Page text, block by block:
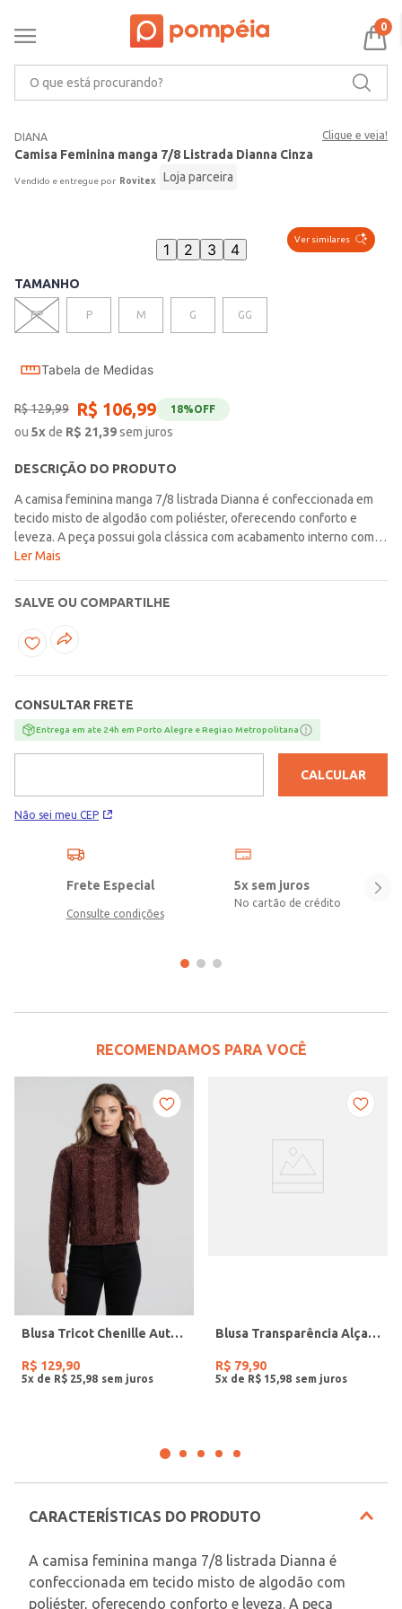
0
DIANA Clique e veja!
Camisa Feminina manga 7/8 Listrada Dianna Cinza
Rovitex Loja parceira
Ver similares
1 2 3 4
TAMANHO
PP P M G GG
Tabela de Medidas
R$129,99 R$ 106,99 18%OFF
ou 5xde R$ 21,39sem juros
DESCRIÇÃO DO PRODUTO
A camisa feminina manga 7/8 listrada Dianna é confeccionada em
tecido misto de algodão com poliéster, oferecendo conforto e
leveza. A peça possui gola clássica com acabamento interno com
reforço para maior durabilidade, fechamento frontal por botões
barra arredondada com aberturas laterais garantem liberdade de
movimento, além de proporcionar usá-la de diversas formas
Ler Mais
SALVE OU COMPARTILHE
CONSULTAR FRETE
Entrega em ate 24h em Porto Alegre e Regiao Metropolitana
Não sei meu CEP
CALCULAR
Frete Especial
Consulte condições
5x sem juros
No cartão de crédito
RECOMENDAMOS PARA VOCÊ
Blusa Tricot Chenille Autentique Feminina MARROM
R$ 129,90
5x de R$ 25 98
Blusa Transparência Alça Feminina VERMELHO
R$ 79,90
5x de R$ 15 98
CARACTERÍSTICAS DO PRODUTO
A camisa feminina manga 7/8 listrada Dianna é
confeccionada em tecido misto de algodão com
poliéster, oferecendo conforto e leveza. A peça